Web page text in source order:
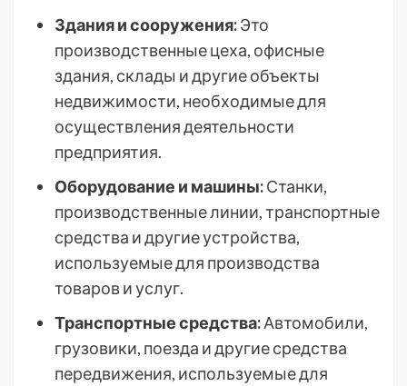
Здания и сооружения:Это
производственные цеха, офисные
здания, склады и другие объекты
недвижимости, необходимые для
осуществления деятельности
предприятия.
Оборудование и машины:Станки,
производственные линии, транспортные
средства и другие устройства,
используемые для производства
товаров и услуг.
Транспортные средства:Автомобили,
грузовики, поезда и другие средства
передвижения, используемые для